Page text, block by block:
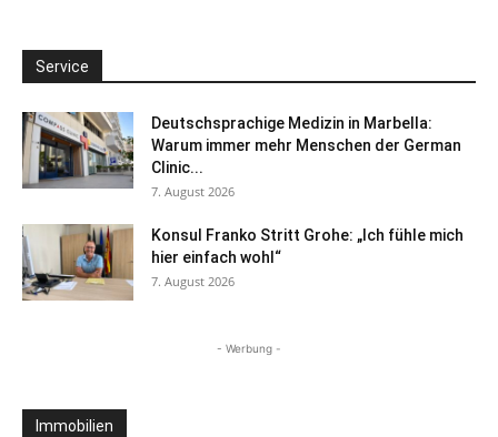
Service
Deutschsprachige Medizin in Marbella:
Warum immer mehr Menschen der German
Clinic...
7. August 2026
Konsul Franko Stritt Grohe: „Ich fühle mich
hier einfach wohl“
7. August 2026
- Werbung -
Immobilien